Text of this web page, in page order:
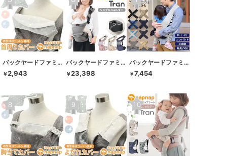
バックヤードファミリー
￥2,943
バックヤードファミリー
￥23,398
バックヤードファミリー
￥7,454